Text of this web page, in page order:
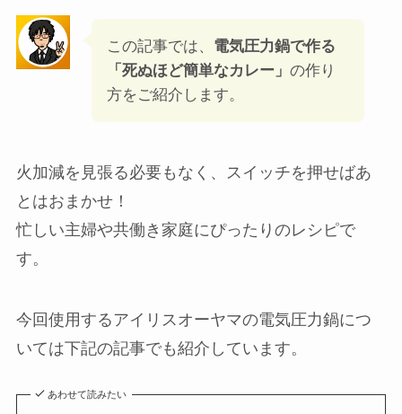
この記事では、 電気圧力鍋で作る
「死ぬほど簡単なカレー」 の作り
方をご紹介します。
火加減を見張る必要もなく、スイッチを押せばあ
とはおまかせ！
忙しい主婦や共働き家庭にぴったりのレシピで
す。
今回使用するアイリスオーヤマの電気圧力鍋につ
いては下記の記事でも紹介しています。
あわせて読みたい